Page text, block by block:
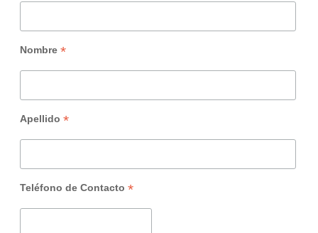
Nombre *
Apellido *
Teléfono de Contacto *